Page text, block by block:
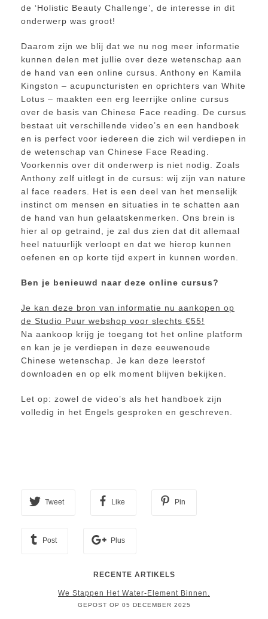
de ‘Holistic Beauty Challenge’, de interesse in dit
onderwerp was groot!
Daarom zijn we blij dat we nu nog meer informatie
kunnen delen met jullie over deze wetenschap aan
de hand van een online cursus. Anthony en Kamila
Kingston – acupuncturisten en oprichters van White
Lotus – maakten een erg leerrijke online cursus
over de basis van Chinese Face reading. De cursus
bestaat uit verschillende video’s en een handboek
en is perfect voor iedereen die zich wil verdiepen in
de wetenschap van Chinese Face Reading.
Voorkennis over dit onderwerp is niet nodig. Zoals
Anthony zelf uitlegt in de cursus: wij zijn van nature
al face readers. Het is een deel van het menselijk
instinct om mensen en situaties in te schatten aan
de hand van hun gelaatskenmerken. Ons brein is
hier al op getraind, je zal dus zien dat dit allemaal
heel natuurlijk verloopt en dat we hierop kunnen
oefenen en op korte tijd expert in kunnen worden.
Ben je benieuwd naar deze online cursus?
Je kan deze bron van informatie nu aankopen op
de Studio Puur webshop voor slechts €55!
Na aankoop krijg je toegang tot het online platform
en kan je je verdiepen in deze eeuwenoude
Chinese wetenschap. Je kan deze leerstof
downloaden en op elk moment blijven bekijken.
Let op: zowel de video’s als het handboek zijn
volledig in het Engels gesproken en geschreven.
Tweet Like Pin
Post Plus
RECENTE ARTIKELS
We Stappen Het Water-Element Binnen.
GEPOST OP 05 DECEMBER 2025